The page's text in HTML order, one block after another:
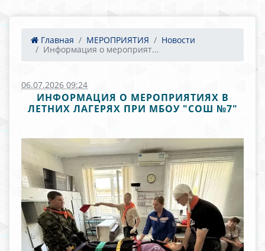
Главная МЕРОПРИЯТИЯ
Новости
Информация о мероприят...
06.07.2026 09:24
ИНФОРМАЦИЯ О МЕРОПРИЯТИЯХ В
ЛЕТНИХ ЛАГЕРЯХ ПРИ МБОУ "СОШ №7"